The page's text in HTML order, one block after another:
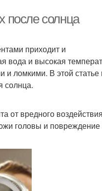
после солнца
приходит и
вода и высокая
и ломкими. В этой
солнца.
от вредного воздействия
головы и повреждение